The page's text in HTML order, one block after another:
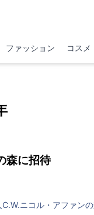
ファッション コスメ
森に招待
ニコル・アファン